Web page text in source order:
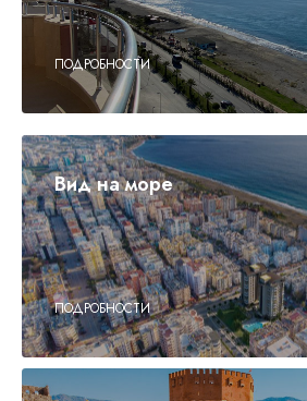
ПОДРОБНОСТИ
Вид на море
ПОДРОБНОСТИ